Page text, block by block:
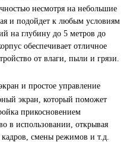
несмотря на небольшие
и подойдет к любым условиям
на глубину до 5 метров до
обеспечивает отличное
от влаги, пыли и грязи.
и простое управление
экран, который поможет
прикосновением
в использовании, открывая
смены режимов и т.д.